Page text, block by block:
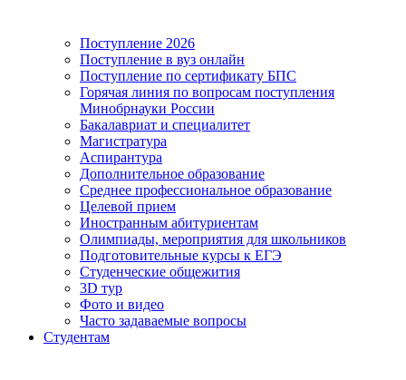
Поступление 2026
Поступление в вуз онлайн
Поступление по сертификату БПС
Горячая линия по вопросам поступления
Минобрнауки России
Бакалавриат и специалитет
Магистратура
Аспирантура
Дополнительное образование
Среднее профессиональное образование
Целевой прием
Иностранным абитуриентам
Олимпиады, мероприятия для школьников
Подготовительные курсы к ЕГЭ
Студенческие общежития
3D тур
Фото и видео
Часто задаваемые вопросы
Студентам